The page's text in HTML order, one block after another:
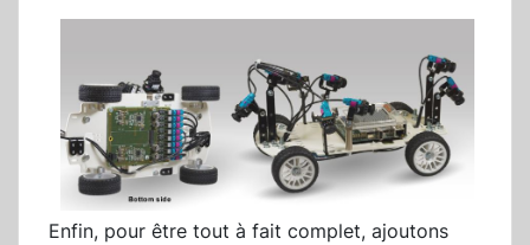
Enfin, pour être tout à fait complet, ajoutons